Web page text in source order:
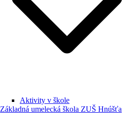
Aktivity v škole
Základná umelecká škola ZUŠ Hnúšťa